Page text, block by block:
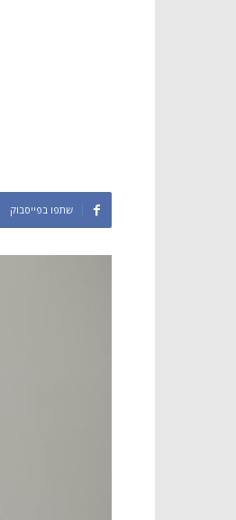
שתפו בפייסבוק